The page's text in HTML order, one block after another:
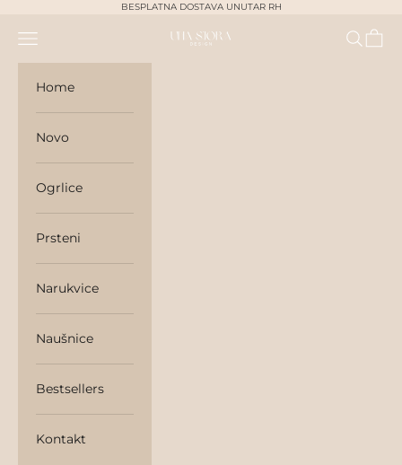
BESPLATNA DOSTAVA UNUTAR RH
unasjora
Navigation menu Search
Cart
Home
Novo
Ogrlice
Prsteni
Narukvice
Naušnice
Bestsellers
Kontakt